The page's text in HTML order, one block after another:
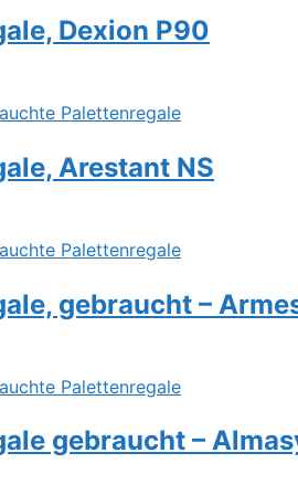
Dexion P90
Arestant NS
gebraucht –
gebraucht –